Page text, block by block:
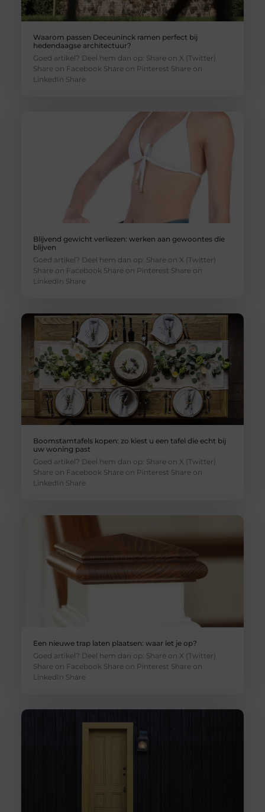
Waarom passen Deceuninck ramen perfect bij
hedendaagse architectuur?
Goed artikel? Deel hem dan op: Share on X (Twitter)
Share on Facebook Share on Pinterest Share on
LinkedIn Share
Blijvend gewicht verliezen: werken aan gewoontes die
blijven
Goed artikel? Deel hem dan op: Share on X (Twitter)
Share on Facebook Share on Pinterest Share on
LinkedIn Share
Boomstamtafels kopen: zo kiest u een tafel die echt bij
uw woning past
Goed artikel? Deel hem dan op: Share on X (Twitter)
Share on Facebook Share on Pinterest Share on
LinkedIn Share
Een nieuwe trap laten plaatsen: waar let je op?
Goed artikel? Deel hem dan op: Share on X (Twitter)
Share on Facebook Share on Pinterest Share on
LinkedIn Share